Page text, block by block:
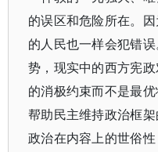
的误区和危险所在。
的人民也一样会犯错
势，现实中的西方宪
的消极约束而不是最
帮助民主维持政治框
政治在内容上的世俗